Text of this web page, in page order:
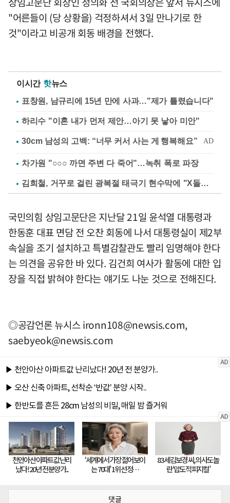
"어른들이 (당 상황을) 걱정하셔서 3일 만나기로 한
것"이라고 비공개 회동 배경을 전했다.
이시간 핫뉴스
표창원, 남규리에 15년 만에 사과…"제가 틀렸습니다"
하리수 "이혼 내가 먼저 제안…아기 못 낳아 미안"
차가원 "○○○ 까면 주변 다 죽어"…녹취 폭로 파장
김희철, 거꾸로 걸린 광복절 태극기 현수막에 "X돌았네"
국민의힘 상임고문단은 지난달 21일 윤석열 대통령과
한동훈 대표 면담 전 오찬 회동에 나서 대통령실이 제2부
속실을 조기 설치하고 특별감찰관도 빨리 임명해야 한다
는 의견을 공유한 바 있다. 김건희 여사가 활동에 대한 입
장을 직접 밝혀야 한다는 얘기도 나눈 것으로 전해진다.
◎공감언론 뉴시스ironn108@newsis.com,
saebyeok@newsis.com
댓글